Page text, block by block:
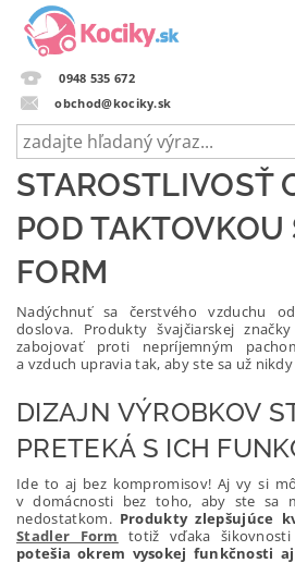
0948 535 672
obchod@kociky.sk
STAROSTLIVOSŤ
POD TAKTOVKOU
FORM
Nadýchnuť sa čerstvého vzduchu
doslova. Produkty švajčiarskej
zabojovať proti nepríjemným
a vzduch upravia tak, aby ste sa už
DIZAJN VÝROBKOV
PRETEKÁ S ICH
Ide to aj bez kompromisov! Aj vy si
v domácnosti bez toho, aby ste sa
nedostatkom. Produkty zlepšujúce
Stadler Form
totiž vďaka šikovnosti
potešia okrem vysokej funkčnosti